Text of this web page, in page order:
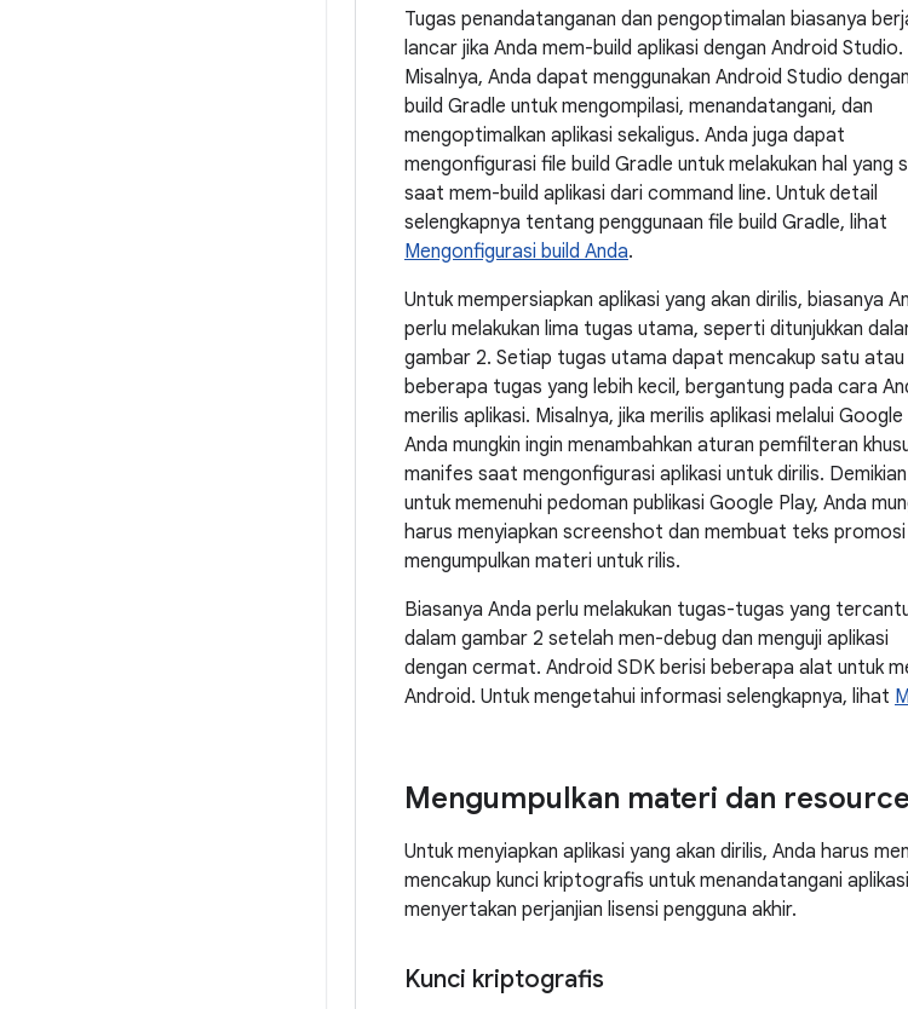
Tugas penandatanganan dan pengoptimalan biasanya
lancar jika Anda mem-build aplikasi dengan Android Studio.
Misalnya, Anda dapat menggunakan Android Studio
build Gradle untuk mengompilasi, menandatangani, dan
mengoptimalkan aplikasi sekaligus. Anda juga dapat
mengonfigurasi file build Gradle untuk melakukan hal yang
saat mem-build aplikasi dari command line. Untuk detail
selengkapnya tentang penggunaan file build Gradle, lihat
Mengonfigurasi build Anda.
Untuk mempersiapkan aplikasi yang akan dirilis, biasanya
perlu melakukan lima tugas utama, seperti ditunjukkan
gambar 2. Setiap tugas utama dapat mencakup satu atau
beberapa tugas yang lebih kecil, bergantung pada cara
merilis aplikasi. Misalnya, jika merilis aplikasi melalui Google
Anda mungkin ingin menambahkan aturan pemfilteran
manifes saat mengonfigurasi aplikasi untuk dirilis.
untuk memenuhi pedoman publikasi Google Play, Anda
harus menyiapkan screenshot dan membuat teks
mengumpulkan materi untuk rilis.
Biasanya Anda perlu melakukan tugas-tugas yang
dalam gambar 2 setelah men-debug dan menguji aplikasi
dengan cermat. Android SDK berisi beberapa alat untuk
Android. Untuk mengetahui informasi selengkapnya, lihat
Mengumpulkan materi dan resource
Untuk menyiapkan aplikasi yang akan dirilis, Anda harus
mencakup kunci kriptografis untuk menandatangani
menyertakan perjanjian lisensi pengguna akhir.
Kunci kriptografis